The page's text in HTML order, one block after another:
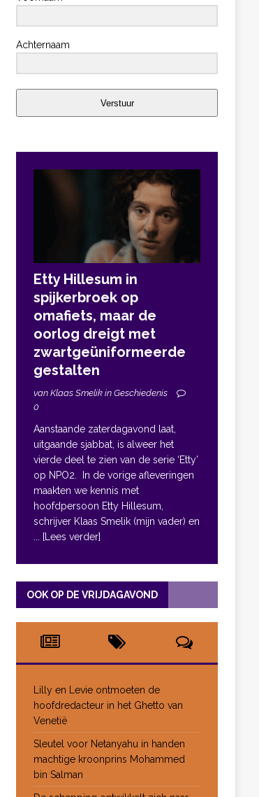
Achternaam
Verstuur
Etty Hillesum in
spijkerbroek op
omafiets, maar de
oorlog dreigt met
zwartgeüniformeerde
gestalten
van Klaas Smelik in Geschiedenis
0
Aanstaande zaterdagavond laat,
uitgaande sjabbat, is alweer het
vierde deel te zien van de serie ‘Etty’
op NPO2. In de vorige afleveringen
maakten we kennis met
hoofdpersoon Etty Hillesum,
schrijver Klaas Smelik (mijn vader) en
... [Lees verder]
OOK OP DE VRIJDAGAVOND
Lilly en Levie ontmoeten de
hoofdredacteur in het Ghetto van
Venetië
Sleutel voor Netanyahu in handen
machtige kroonprins Mohammed
bin Salman